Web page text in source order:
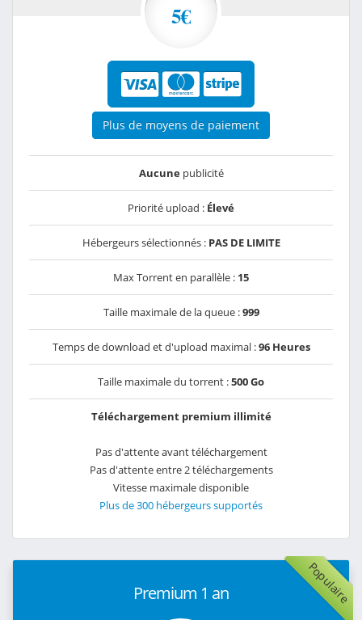
5€
Plus de moyens de paiement
Aucunepublicité
Priorité upload : Élevé
Hébergeurs sélectionnés : PAS DE LIMITE
Max Torrent en parallèle : 15
Taille maximale de la queue :999
Temps de download et d'upload maximal :96 Heures
Taille maximale du torrent :500 Go
Téléchargement premium illimité
Pas d'attente avant téléchargement
Pas d'attente entre 2 téléchargements
Vitesse maximale disponible
Plus de 300 hébergeurs supportés
Populaire
Premium 1 an